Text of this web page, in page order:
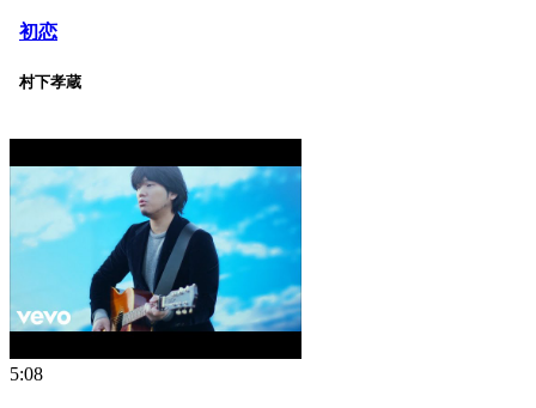
初恋
村下孝蔵
5:08